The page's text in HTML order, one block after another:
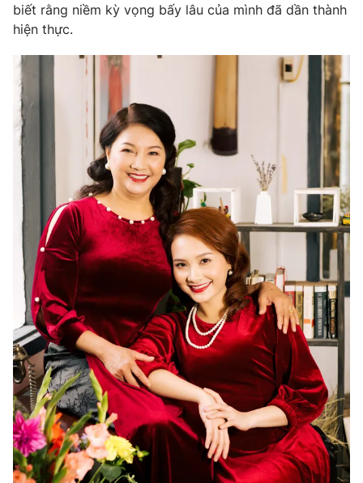
THỜI BÁO VTV
Theo dõi báo trên
Cơ quan chủ quản:Đài Truyền hình Việt Nam
Cơ quan báo chí:Thời báo VTV
Giấy phép hoạt động báo in và báo điện tử số 483/GP-BTTTT
cấp ngày 29/12/2023
Tổng Biên tập:
Vũ Thanh Thủy
Phó Tổng Biên tập:Nguyễn Thị Mỹ Hạnh, Phạm Quốc Thắng,
Nguyễn Trọng Ninh
Tổng đài VTV:
024.38 355 931 - 024.38 355 932
Ðiện thoại Thời báo VTV:
024.66 897 897
Email:toasoan@vtv.vn
Liên hệ quảng cáo:024-7300.7108
biết rằng niềm kỳ vọng bấy lâu của mình đã dần thành
hiện thực.